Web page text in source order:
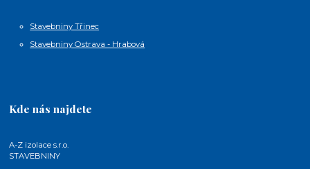
Stavebniny Třinec
Stavebniny Ostrava - Hrabová
Kde nás najdete
A-Z izolace s.r.o.
STAVEBNINY